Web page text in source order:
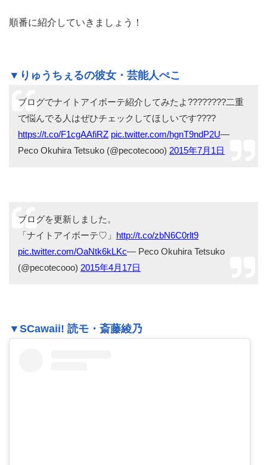
順番に紹介していきましょう！
▼りゅうちぇるの彼女・芸能人ぺこ
ブログでナイトアイボーテ紹介してみたよ????????二重
で悩んでる人はぜひチェックしてほしいです????
https://t.co/F1cgAAfiRZ pic.twitter.com/hgnT9ndP2U—
Peco Okuhira Tetsuko (@pecotecooo) 2015年7月1日
ブログを更新しました。
「ナイトアイボーテ♡」 http://t.co/zbN6C0rlt9
pic.twitter.com/OaNtk6kLKc— Peco Okuhira Tetsuko
(@pecotecooo) 2015年4月17日
▼SCawaii! 読モ・斎藤綾乃